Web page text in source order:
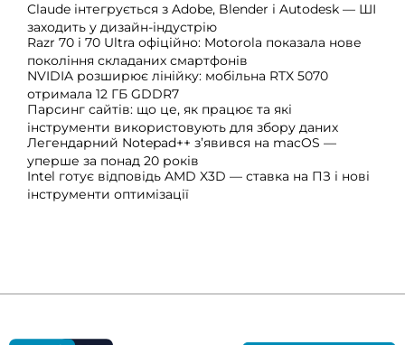
Claude інтегрується з Adobe, Blender і Autodesk — ШІ
заходить у дизайн-індустрію
Razr 70 і 70 Ultra офіційно: Motorola показала нове
покоління складаних смартфонів
NVIDIA розширює лінійку: мобільна RTX 5070
отримала 12 ГБ GDDR7
Парсинг сайтів: що це, як працює та які
інструменти використовують для збору даних
Легендарний Notepad++ з’явився на macOS —
уперше за понад 20 років
Intel готує відповідь AMD X3D — ставка на ПЗ і нові
інструменти оптимізації